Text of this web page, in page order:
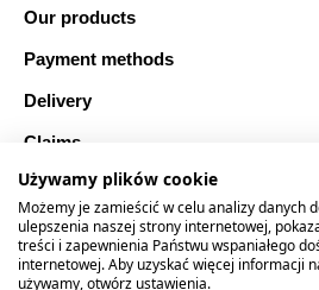
Our products
Payment methods
Delivery
Claims
Blog
Safe shopping
Sitemap
Używamy plików cookie
Możemy je zamieścić w celu analizy danych
ulepszenia naszej strony internetowej,
treści i zapewnienia Państwu wspaniałego
internetowej. Aby uzyskać więcej informacji
używamy, otwórz ustawienia.